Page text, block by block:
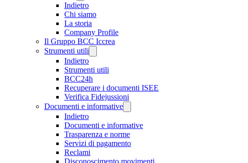
Indietro
Chi siamo
La storia
Company Profile
Il Gruppo BCC Iccrea
Strumenti utili
Indietro
Strumenti utili
BCC24h
Recuperare i documenti ISEE
Verifica Fidejussioni
Documenti e informative
Indietro
Documenti e informative
Trasparenza e norme
Servizi di pagamento
Reclami
Disconoscimento movimenti